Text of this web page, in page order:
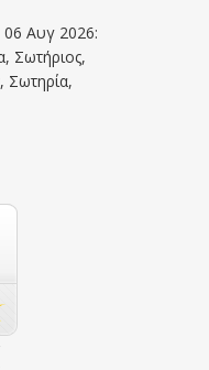
Αυγ 2026:
Σωτήριος,
Σωτηρία,